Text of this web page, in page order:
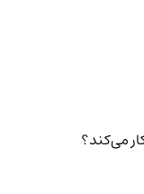
می‌کند؟